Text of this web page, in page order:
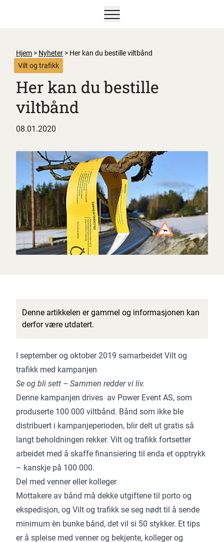
Vis/skjul hovedmeny
Hjem > Nyheter > Her kan du bestille viltbånd
Vilt og trafikk
Her kan du bestille
viltbånd
08.01.2020
Denne artikkelen er gammel og informasjonen kan
derfor være utdatert.
I september og oktober 2019 samarbeidet Vilt og
trafikk med kampanjen
Se og bli sett – Sammen redder vi liv.
Denne kampanjen drives av Power Event AS, som
produserte 100 000 viltbånd. Bånd som ikke ble
distribuert i kampanjeperioden, blir delt ut gratis så
langt beholdningen rekker. Vilt og trafikk fortsetter
arbeidet med å skaffe finansiering til enda et opptrykk
– kanskje på 100 000.
Del med venner eller kolleger
Mottakere av bånd må dekke utgiftene til porto og
ekspedisjon, og Vilt og trafikk se seg nødt til å sende
minimum èn bunke bånd, det vil si 50 stykker. Et tips
er å spleise med venner og bekjente, kolleger og